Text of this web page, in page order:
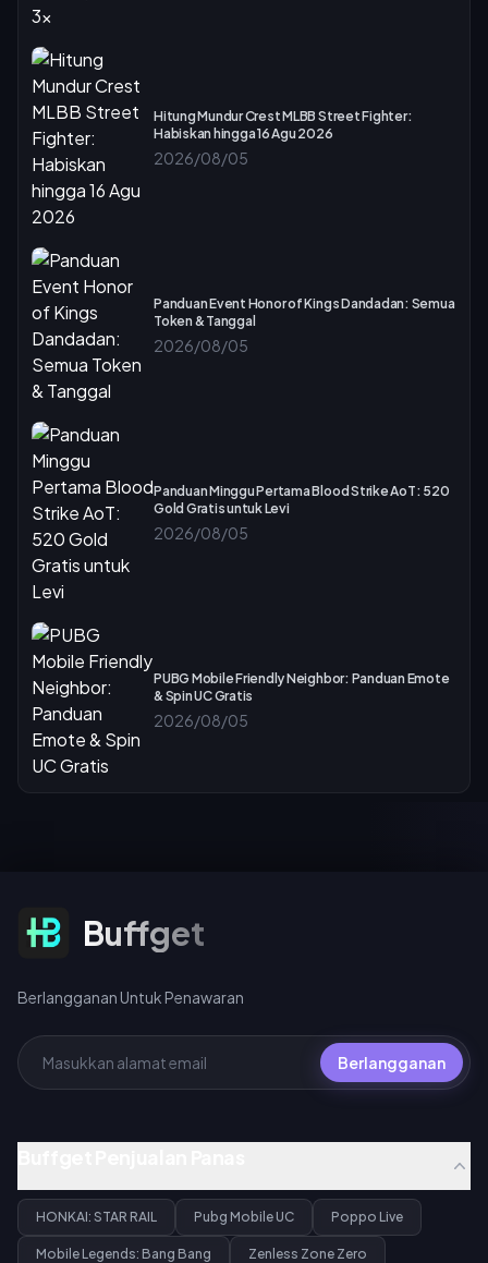
Hitung Mundur Crest MLBB Street Fighter:
Habiskan hingga 16 Agu 2026
2026/08/05
Panduan Event Honor of Kings Dandadan: Semua
Token & Tanggal
2026/08/05
Panduan Minggu Pertama Blood Strike AoT: 520
Gold Gratis untuk Levi
2026/08/05
PUBG Mobile Friendly Neighbor: Panduan Emote
& Spin UC Gratis
2026/08/05
Berlangganan Untuk Penawaran
Buffget
Berlangganan Untuk Penawaran
Berlangganan
HONKAI: STAR RAIL Pubg Mobile UC Poppo Live
Mobile Legends: Bang Bang Zenless Zone Zero